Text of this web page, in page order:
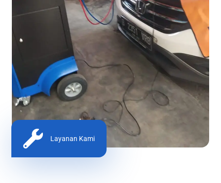
Layanan Kami